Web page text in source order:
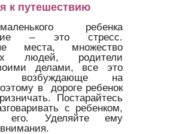
к путешествию
ребенка
– это стресс.
места, множество
людей, родители
делами, все это
возбуждающе на
в дороге ребенок
Постарайтесь
с ребенком,
его. Уделяйте ему